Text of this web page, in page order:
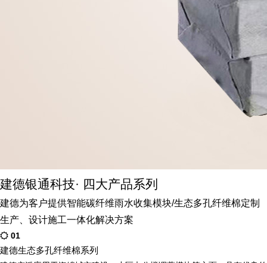
建德银通科技· 四大产品系列
建德为客户提供智能碳纤维雨水收集模块/生态多孔纤维棉定制
生产、设计施工一体化解决方案
01
建德生态多孔纤维棉系列